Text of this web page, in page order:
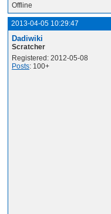
Offline
2013-04-05 10:29:47
Dadiwiki
Scratcher
Registered: 2012-05-08
Posts: 100+